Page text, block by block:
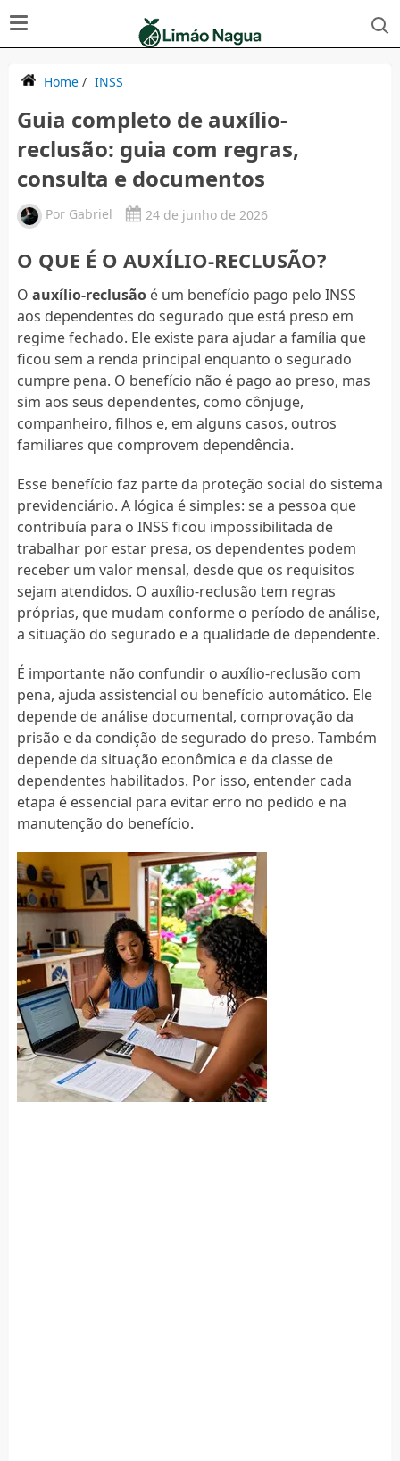
Home/ INSS
Guia completo de auxílio-
reclusão: guia com regras,
consulta e documentos
Por Gabriel 24 de junho de 2026
O QUE É O AUXÍLIO-RECLUSÃO?
O auxílio-reclusãoé um benefício pago pelo INSS
aos dependentes do segurado que está preso em
regime fechado. Ele existe para ajudar a família que
ficou sem a renda principal enquanto o segurado
cumpre pena. O benefício não é pago ao preso, mas
sim aos seus dependentes, como cônjuge,
companheiro, filhos e, em alguns casos, outros
familiares que comprovem dependência.
Esse benefício faz parte da proteção social do sistema
previdenciário. A lógica é simples: se a pessoa que
contribuía para o INSS ficou impossibilitada de
trabalhar por estar presa, os dependentes podem
receber um valor mensal, desde que os requisitos
sejam atendidos. O auxílio-reclusão tem regras
próprias, que mudam conforme o período de análise,
a situação do segurado e a qualidade de dependente.
É importante não confundir o auxílio-reclusão com
pena, ajuda assistencial ou benefício automático. Ele
depende de análise documental, comprovação da
prisão e da condição de segurado do preso. Também
depende da situação econômica e da classe de
dependentes habilitados. Por isso, entender cada
etapa é essencial para evitar erro no pedido e na
manutenção do benefício.